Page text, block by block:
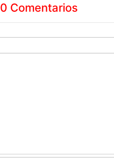
0 Comentarios